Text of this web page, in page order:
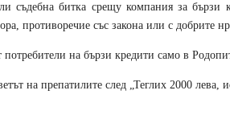
съдебна битка срещу компания за
противоречие със закона или с добрите
на бързи кредити само в
на препатилите след „Теглих 2000 лева,